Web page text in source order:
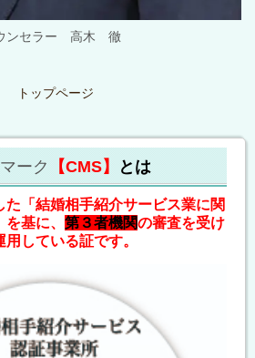
ンセラー 高木 徹
トップページ
ーク 【CMS】 とは
た「結婚相手紹介サービス業に関
基に、 第３者機関の審査を受け
している証です。